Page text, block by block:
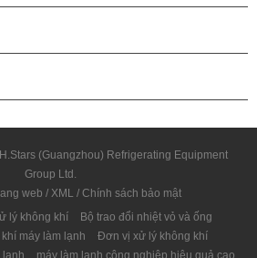
(Guangzhou) Refrigerating Equipment
Group Ltd.
web / XML / Chính sách bảo mật
lý không khí
Bộ trao đổi nhiệt vỏ và ống
máy làm lạnh
Đơn vị xử lý không khí